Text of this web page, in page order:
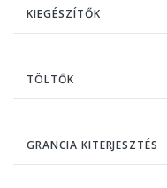
KIEGÉSZÍTŐK
TÖLTŐK
GRANCIA KITERJESZTÉS